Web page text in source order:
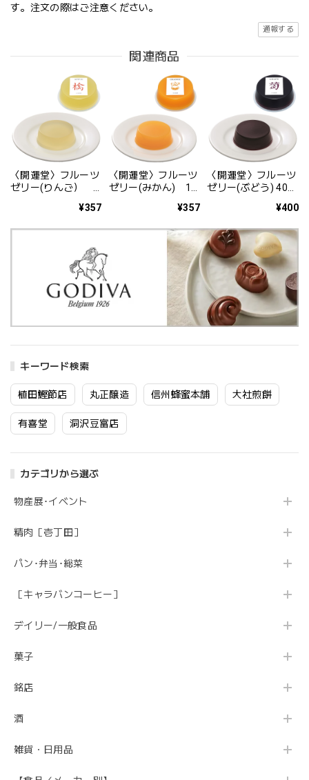
キーワード検索
植田鰹節店 丸正醸造 信州蜂蜜本舗 大社煎餅
有喜堂 洞沢豆富店
カテゴリから選ぶ
物産展･イベント
精肉［壱丁田］
パン･弁当･総菜
［キャラバンコーヒー］
デイリー/一般食品
菓子
銘店
酒
雑貨・日用品
す。注文の際はご注意ください。
通報する
関連商品
〈開運堂〉フルーツ
ゼリー(りんご） 1
¥357
〈開運堂〉フルーツ
ゼリー(みかん) 1
¥357
〈開運堂〉フルーツ
ゼリー(ぶどう) 400
135g）【期間限¥400